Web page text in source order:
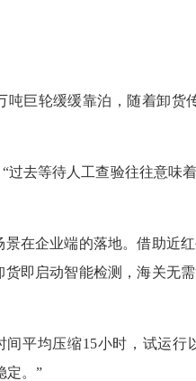
轮缓缓靠泊，随着卸货
去等待人工查验往往意味
企业端的落地。借助近红
即启动智能检测，海关无
均压缩15小时，试运行
定。”